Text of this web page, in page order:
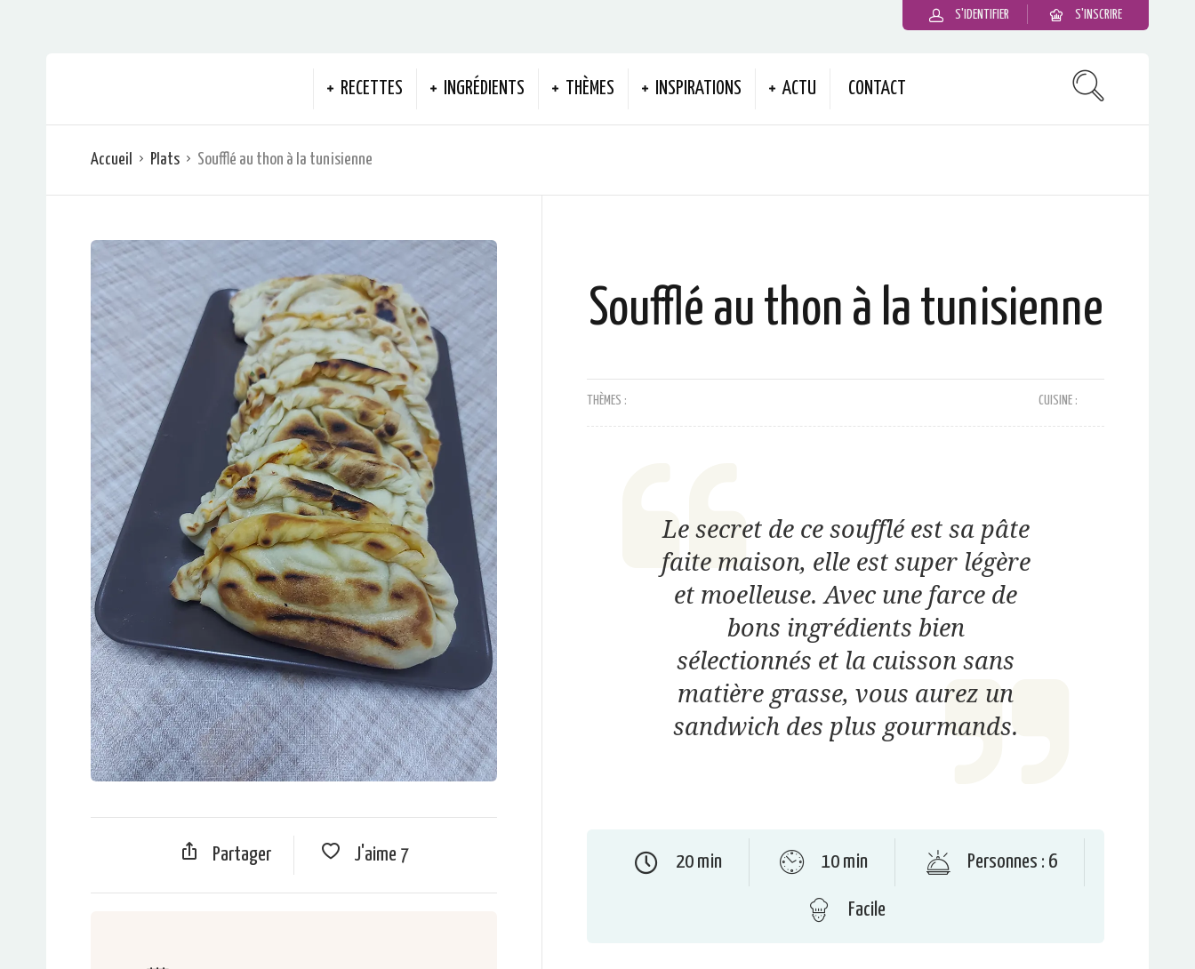
S'IDENTIFIER S'INSCRIRE
RECETTES INGRÉDIENTS THÈMES INSPIRATIONS ACTU CONTACT
Accueil Plats Soufflé au thon à la tunisienne
Partager J'aime 7
Soufflé au thon à la tunisienne
THÈMES : CUISINE :
Le secret de ce soufflé est sa pâte
faite maison, elle est super légère
et moelleuse. Avec une farce de
bons ingrédients bien
sélectionnés et la cuisson sans
matière grasse, vous aurez un
sandwich des plus gourmands.
20 min 10 min Personnes : 6
Facile